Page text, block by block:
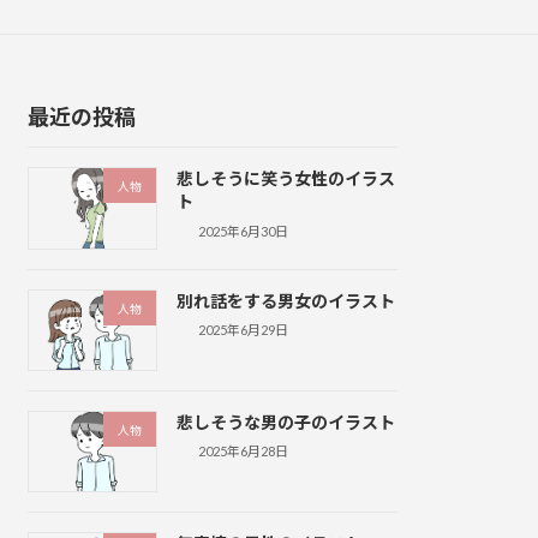
最近の投稿
人物
悲しそうに笑う女性のイラス
ト
2025年6月30日
人物 別れ話をする男女のイラスト
2025年6月29日
人物 悲しそうな男の子のイラスト
2025年6月28日